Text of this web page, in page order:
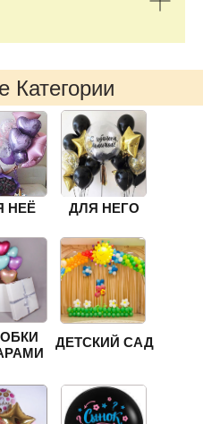
Категории
НЕЁ ДЛЯ НЕГО
ДЕТСКИЙ САД